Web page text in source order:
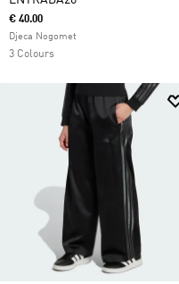
€ 40.00
Djeca Nogomet
3 Colours